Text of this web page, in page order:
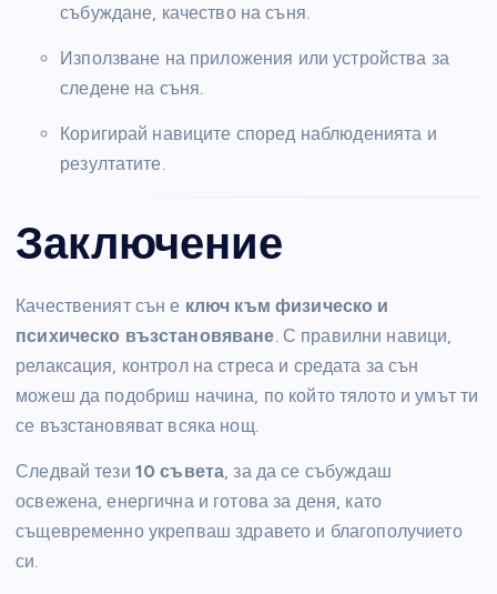
събуждане, качество на съня.
Използване на приложения или устройства за
следене на съня.
Коригирай навиците според наблюденията и
резултатите.
Заключение
Качественият сън е ключ към физическо и
психическо възстановяване. С правилни навици,
релаксация, контрол на стреса и средата за сън
можеш да подобриш начина, по който тялото и умът ти
се възстановяват всяка нощ.
Следвай тези 10 съвета, за да се събуждаш
освежена, енергична и готова за деня, като
същевременно укрепваш здравето и благополучието
си.